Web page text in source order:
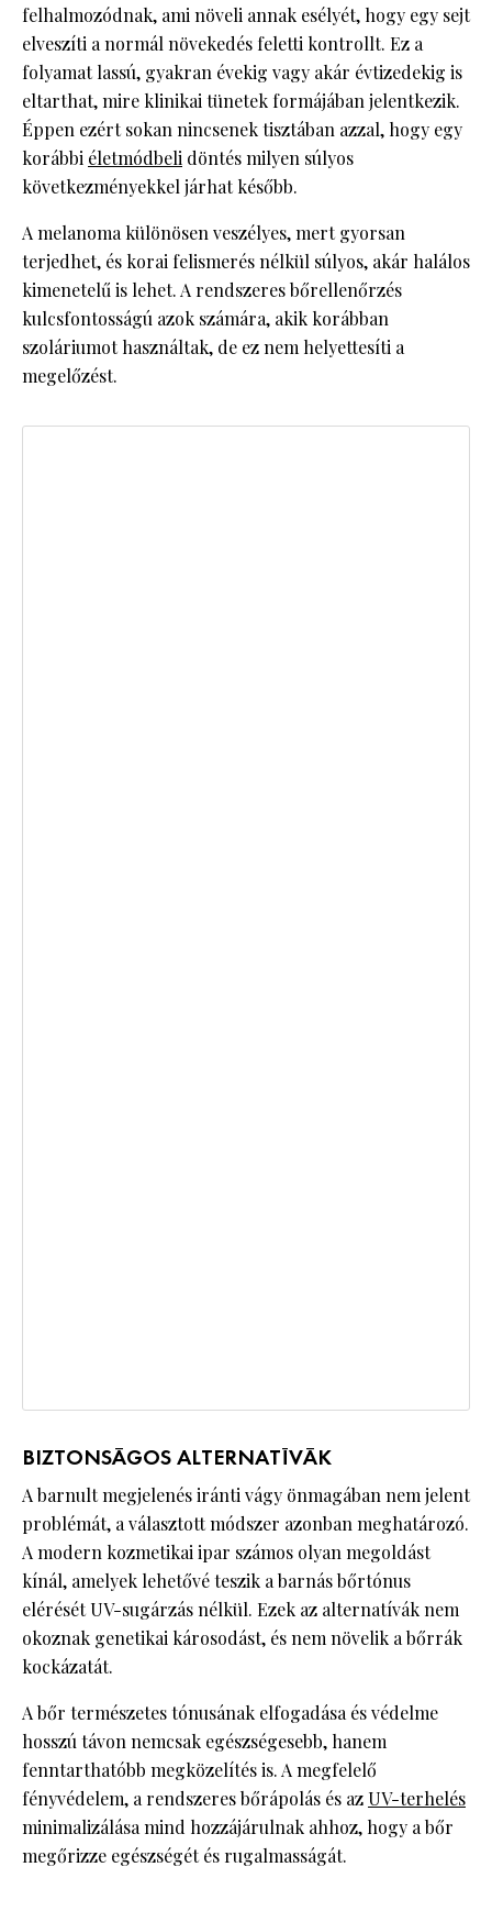
felhalmozódnak, ami növeli annak esélyét, hogy egy sejt
elveszíti a normál növekedés feletti kontrollt. Ez a
folyamat lassú, gyakran évekig vagy akár évtizedekig is
eltarthat, mire klinikai tünetek formájában jelentkezik.
Éppen ezért sokan nincsenek tisztában azzal, hogy egy
korábbi életmódbeli döntés milyen súlyos
következményekkel járhat később.
A melanoma különösen veszélyes, mert gyorsan
terjedhet, és korai felismerés nélkül súlyos, akár halálos
kimenetelű is lehet. A rendszeres bőrellenőrzés
kulcsfontosságú azok számára, akik korábban
szoláriumot használtak, de ez nem helyettesíti a
megelőzést.
BIZTONSÁGOS ALTERNATÍVÁK
A barnult megjelenés iránti vágy önmagában nem jelent
problémát, a választott módszer azonban meghatározó.
A modern kozmetikai ipar számos olyan megoldást
kínál, amelyek lehetővé teszik a barnás bőrtónus
elérését UV-sugárzás nélkül. Ezek az alternatívák nem
okoznak genetikai károsodást, és nem növelik a bőrrák
kockázatát.
A bőr természetes tónusának elfogadása és védelme
hosszú távon nemcsak egészségesebb, hanem
fenntarthatóbb megközelítés is. A megfelelő
fényvédelem, a rendszeres bőrápolás és azUV-terhelés
minimalizálása mind hozzájárulnak ahhoz, hogy a bőr
megőrizze egészségét és rugalmasságát.